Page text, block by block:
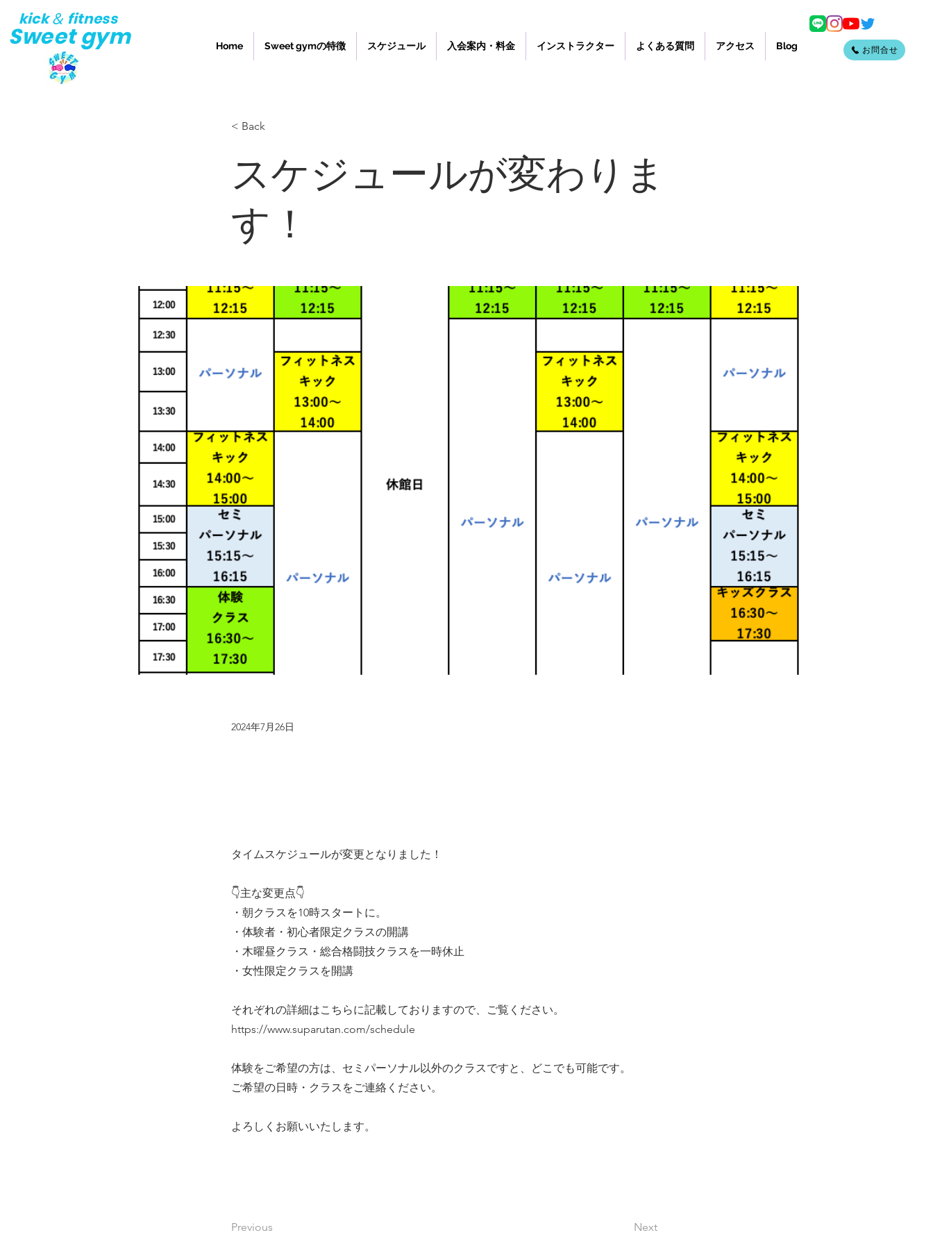
kick& fitness
Sweet gym Home Sweet gymの特徴 スケジュール 入会案内・料金 インストラクター よくある質問 アクセス Blog お問合せ
< Back
スケジュールが変わりま
す！
2024年7月26日
タイムスケジュールが変更となりました！
👇主な変更点👇
・朝クラスを10時スタートに。
・体験者・初心者限定クラスの開講
・木曜昼クラス・総合格闘技クラスを一時休止
・女性限定クラスを開講
それぞれの詳細はこちらに記載しておりますので、ご覧ください。
https://www.suparutan.com/schedule
体験をご希望の方は、セミパーソナル以外のクラスですと、どこでも可能です。
ご希望の日時・クラスをご連絡ください。
よろしくお願いいたします。
Previous Next